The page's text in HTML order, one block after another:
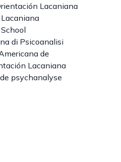
Lacaniana
Lacaniana
di Psicoanalisi
de
Lacaniana
psychanalyse